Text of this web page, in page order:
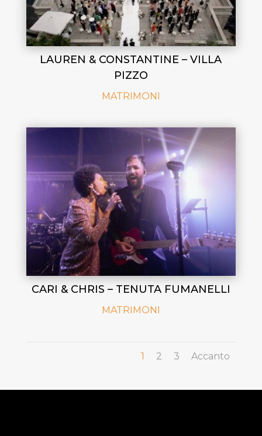
LAUREN & CONSTANTINE – VILLA
PIZZO
MATRIMONI
CARI & CHRIS – TENUTA FUMANELLI
MATRIMONI
1 2 3 Accanto